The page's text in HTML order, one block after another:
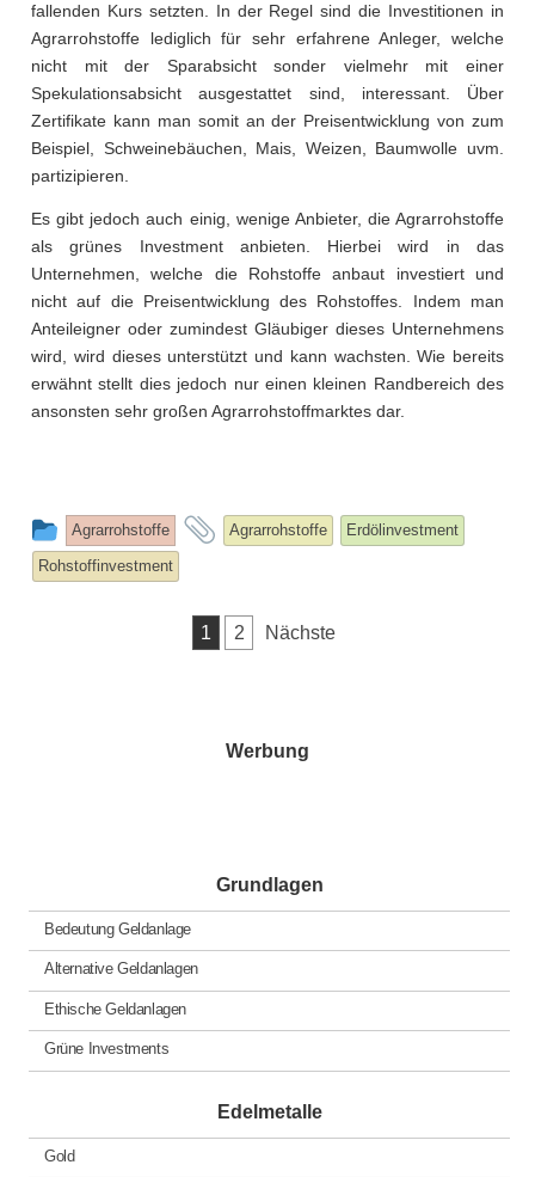
fallenden Kurs setzten. In der Regel sind die Investitionen in
Agrarrohstoffe lediglich für sehr erfahrene Anleger, welche
nicht mit der Sparabsicht sonder vielmehr mit einer
Spekulationsabsicht ausgestattet sind, interessant. Über
Zertifikate kann man somit an der Preisentwicklung von zum
Beispiel, Schweinebäuchen, Mais, Weizen, Baumwolle uvm.
partizipieren.
Es gibt jedoch auch einig, wenige Anbieter, die Agrarrohstoffe
als grünes Investment anbieten. Hierbei wird in das
Unternehmen, welche die Rohstoffe anbaut investiert und
nicht auf die Preisentwicklung des Rohstoffes. Indem man
Anteileigner oder zumindest Gläubiger dieses Unternehmens
wird, wird dieses unterstützt und kann wachsten. Wie bereits
erwähnt stellt dies jedoch nur einen kleinen Randbereich des
ansonsten sehr großen Agrarrohstoffmarktes dar.
This
entry
was
Agrarrohstoffe
and
Agrarrohstoffe
Erdölinvestment
Rohstoffinvestment
Seitennummerierung
1 2 Nächste
Werbung
Grundlagen
Bedeutung Geldanlage
Alternative Geldanlagen
Ethische Geldanlagen
Grüne Investments
Edelmetalle
Gold